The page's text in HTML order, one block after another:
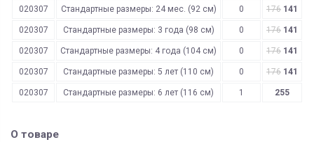
020307 Стандартные размеры: 24 мес. (92 см) 0 176 141
020307 Стандартные размеры: 3 года (98 см) 0 176 141
020307 Стандартные размеры: 4 года (104 см) 0 176 141
020307 Стандартные размеры: 5 лет (110 см) 0 176 141
020307 Стандартные размеры: 6 лет (116 см) 1 255
О товаре